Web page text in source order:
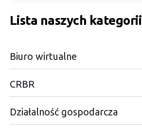
Lista naszych kategorii
Biuro wirtualne
CRBR
Działalność gospodarcza